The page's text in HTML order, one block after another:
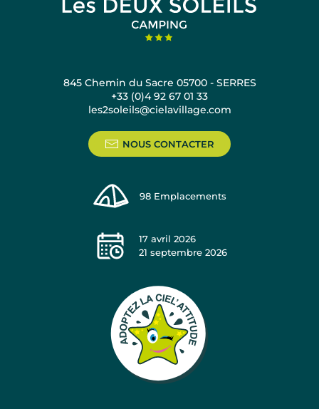
845 Chemin du Sacre 05700 - SERRES
+33 (0)4 92 67 01 33
les2soleils@cielavillage.com
NOUS CONTACTER
98 Emplacements
17 avril 2026
21 septembre 2026